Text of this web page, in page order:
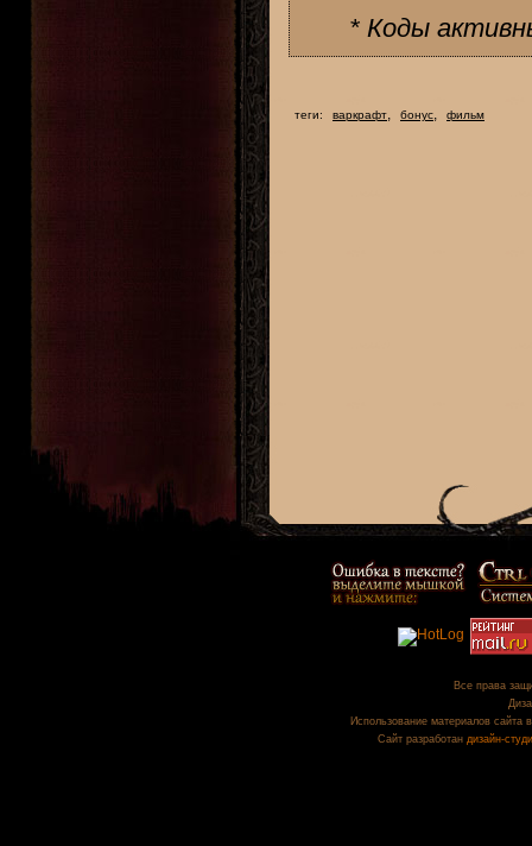
* Коды
теги: варкрафт, бонус, фильм
Все права
Использование материалов сайта
Сайт разработан дизайн-